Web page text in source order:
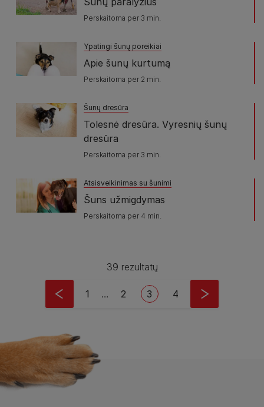
Perskaitoma per 3 min.
Ypatingi šunų poreikiai
Apie šunų kurtumą
Perskaitoma per 2 min.
Šunų dresūra
Tolesnė dresūra. Vyresnių šunų
dresūra
Perskaitoma per 3 min.
Atsisveikinimas su šunimi
Šuns užmigdymas
Perskaitoma per 4 min.
39 rezultatų
First page
1 … Puslapis
2 Current page
3 Puslapis
4